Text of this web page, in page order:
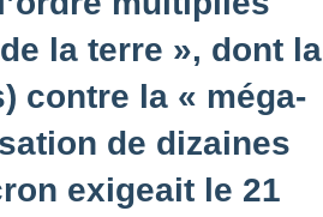
la terre », dont la
contre la « méga-
de dizaines
exigeait le 21